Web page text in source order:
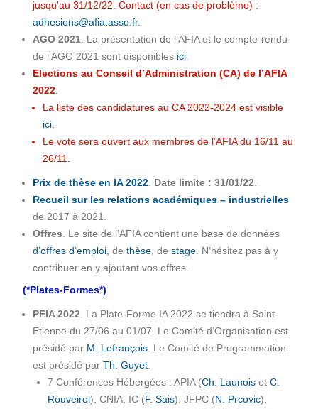
jusqu’au 31/12/22. Contact (en cas de problème) :
adhesions@afia.asso.fr.
AGO 2021 . La présentation de l’AFIA et le compte-rendu
de l’AGO 2021 sont disponibles ici.
Elections au Conseil d’Administration (CA) de l’AFIA
2022.
La liste des candidatures au CA 2022-2024 est visible
ici.
Le vote sera ouvert aux membres de l’AFIA du 16/11 au
26/11.
Prix de thèse en IA 2022. Date limite : 31/01/22
Recueil sur les relations académiques – industrielles
de 2017 à 2021.
Offres . Le site de l’AFIA contient une base de données
d’offres d’emploi, de thèse, de stage. N’hésitez pas à y
contribuer en y ajoutant vos offres.
(*Plates-Formes*)
PFIA 2022 . La Plate-Forme IA 2022 se tiendra à Saint-
Etienne du 27/06 au 01/07. Le Comité d’Organisation est
présidé par M. Lefrançois. Le Comité de Programmation
est présidé par Th. Guyet.
7 Conférences Hébergées : APIA (Ch. Launoiset C.
Rouveirol), CNIA, IC (F. Sais), JFPC (N. Prcovic),